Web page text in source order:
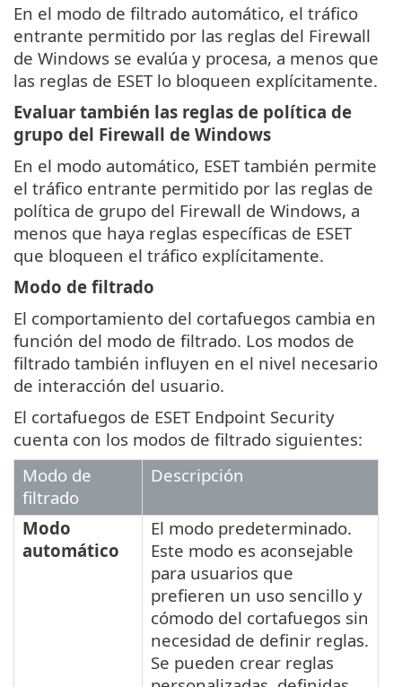
En el modo de filtrado automático, el tráfico
entrante permitido por las reglas del Firewall
de Windows se evalúa y procesa, a menos que
las reglas de ESET lo bloqueen explícitamente.
Evaluar también las reglas de política de
grupo del Firewall de Windows
En el modo automático, ESET también permite
el tráfico entrante permitido por las reglas de
política de grupo del Firewall de Windows, a
menos que haya reglas específicas de ESET
que bloqueen el tráfico explícitamente.
Modo de filtrado
El comportamiento del cortafuegos cambia en
función del modo de filtrado. Los modos de
filtrado también influyen en el nivel necesario
de interacción del usuario.
El cortafuegos de ESET Endpoint Security
cuenta con los modos de filtrado siguientes:
Modo de
filtrado
Descripción
Modo
automático
El modo predeterminado.
Este modo es aconsejable
para usuarios que
prefieren un uso sencillo y
cómodo del cortafuegos sin
necesidad de definir reglas.
Se pueden crear reglas